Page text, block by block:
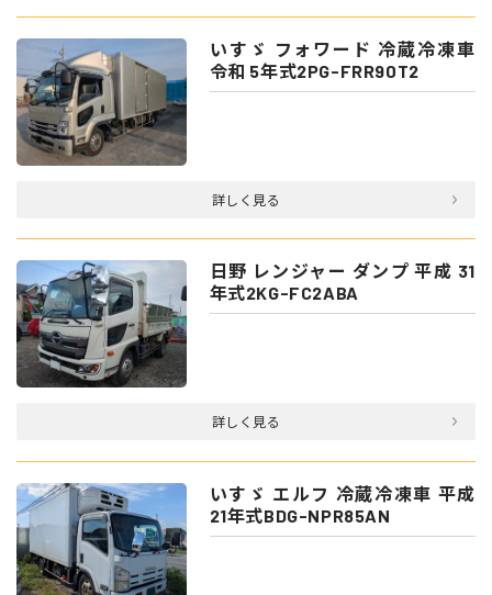
いすゞ フォワード 冷蔵冷凍車
令和 5年式2PG-FRR90T2
詳しく見る
日野 レンジャー ダンプ 平成 31
年式2KG-FC2ABA
詳しく見る
いすゞ エルフ 冷蔵冷凍車 平成
21年式BDG-NPR85AN